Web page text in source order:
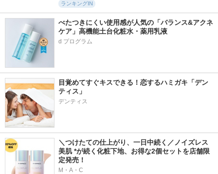
ランキングIN
べたつきにくい使用感が人気の「バランス&アクネ
ケア」高機能土台化粧水・薬用乳液
目覚めてすぐキスできる！恋するハミガキ「デン
ティス」
デンティス
＼つけたての仕上がり、一日中続く／ノイズレス
美肌 *が続く化粧下地、お得な2個セットを店舗限
定発売！
M・A・C